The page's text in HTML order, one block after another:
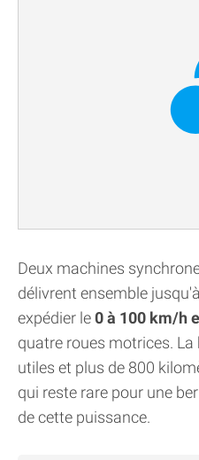
Deux machines
délivrent ensemble
expédier le0 à 100 km/h
quatre roues motrices.
utiles et plus de 800
qui reste rare pour une
de cette puissance.